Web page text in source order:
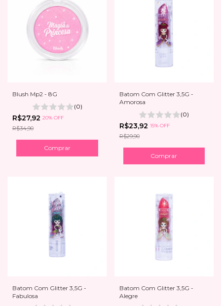
Blush Mp2 - 8G
(0)
R$27,92 20% OFF
R$34,90
Batom Com Glitter 3,5G -
Amorosa
(0)
R$23,92 15% OFF
R$29,90
Batom Com Glitter 3,5G -
Fabulosa
Batom Com Glitter 3,5G -
Alegre